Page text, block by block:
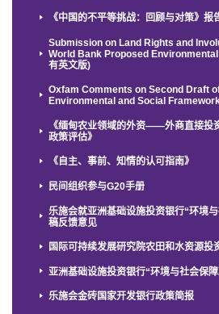
《中国的不平等挑战：回顾与对策》报
Submission on Land Rights and
World Bank Proposed
有英文版)
Oxfam Comments on Second Draft
Environmental and Social
《缅甸农业领域的外资——外商直接投
政策评估》
《自主、事前、知情的认可指南》
民间组织参与G20手册
乐施会就亚洲基础设施投资银行“环境
稿反馈意见
国际可持续发展研究院农田和水资源投
亚洲基础设施投资银行“环境与社会保
乐施会金砖国家开发银行政策简报